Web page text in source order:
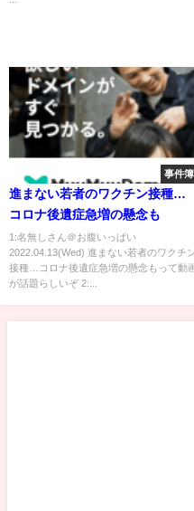
事件簿
進まない若者のワクチン接種…
コロナ後遺症急増の懸念も
1:名無しさん＠お腹いっぱい
2022.04.13(Wed) 進まない若者のワクチ
接種…コロナ後遺症急増の懸念もって動
が話題らしいぞ 2:...